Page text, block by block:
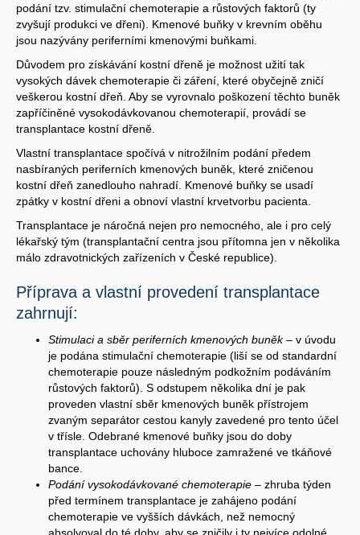
podání tzv. stimulační chemoterapie a růstových faktorů (ty
zvyšují produkci ve dřeni). Kmenové buňky v krevním oběhu
jsou nazývány periferními kmenovými buňkami.
Důvodem pro získávání kostní dřeně je možnost užití tak
vysokých dávek chemoterapie či záření, které obyčejně zničí
veškerou kostní dřeň. Aby se vyrovnalo poškození těchto buněk
zapříčiněné vysokodávkovanou chemoterapií, provádí se
transplantace kostní dřeně.
Vlastní transplantace spočívá v nitrožilním podání předem
nasbíraných periferních kmenových buněk, které zničenou
kostní dřeň zanedlouho nahradí. Kmenové buňky se usadí
zpátky v kostní dřeni a obnoví vlastní krvetvorbu pacienta.
Transplantace je náročná nejen pro nemocného, ale i pro celý
lékařský tým (transplantační centra jsou přítomna jen v několika
málo zdravotnických zařízeních v České republice).
Příprava a vlastní provedení transplantace
zahrnují:
Stimulaci a sběr periferních kmenových buněk– v úvodu
je podána stimulační chemoterapie (liší se od standardní
chemoterapie pouze následným podkožním podáváním
růstových faktorů). S odstupem několika dní je pak
proveden vlastní sběr kmenových buněk přístrojem
zvaným separátor cestou kanyly zavedené pro tento účel
v třísle. Odebrané kmenové buňky jsou do doby
transplantace uchovány hluboce zamražené ve tkáňové
bance.
Podání vysokodávkované chemoterapie – zhruba týden
před termínem transplantace je zahájeno podání
chemoterapie ve vyšších dávkách, než nemocný
absolvoval do té doby, aby se zničily i ty nejvíce odolné